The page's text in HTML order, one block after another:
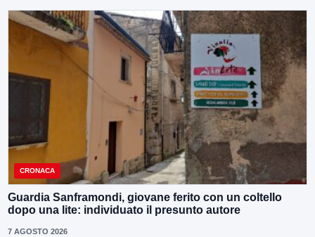
CRONACA
Guardia Sanframondi, giovane ferito con un coltello
dopo una lite: individuato il presunto autore
7 AGOSTO 2026